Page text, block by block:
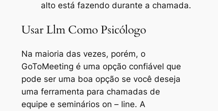
alto está fazendo durante a chamada.
Usar Llm Como Psicólogo
Na maioria das vezes, porém, o
GoToMeeting é uma opção confiável que
pode ser uma boa opção se você deseja
uma ferramenta para chamadas de
equipe e seminários on – line. A